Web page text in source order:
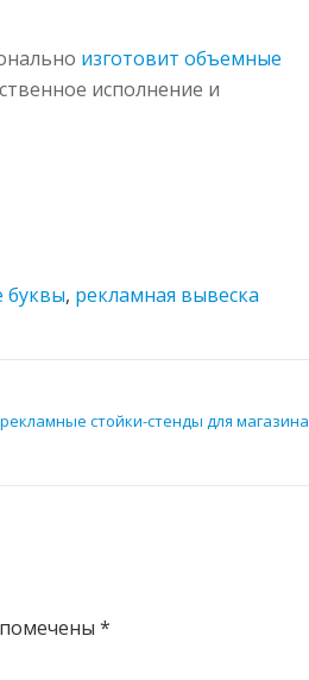
изготовит объемные
исполнение и
буквы, рекламная вывеска
стойки-стенды для магазина
*